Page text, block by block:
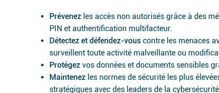
Prévenez les accès non autorisés grâce à des
PIN et authentification multifacteur.
Détectez et défendez-vous contre les menaces
surveillent toute activité malveillante ou
Protégez vos données et documents sensibles
Maintenez les normes de sécurité les plus
stratégiques avec des leaders de la